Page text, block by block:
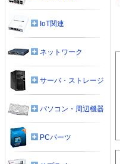
IoT関連
ネットワーク
サーバ・ストレージ
パソコン・周辺機器
PCパーツ